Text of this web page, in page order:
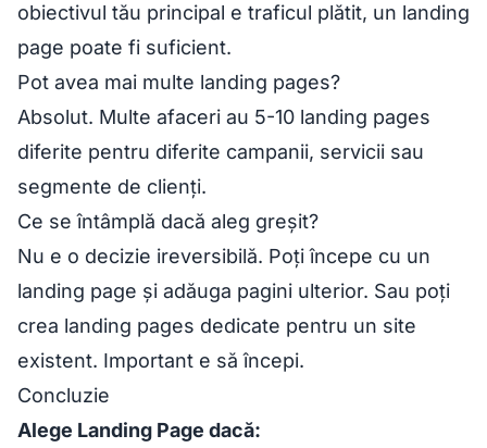
obiectivul tău principal e traficul plătit, un landing
page poate fi suficient.
Pot avea mai multe landing pages?
Absolut. Multe afaceri au 5-10 landing pages
diferite pentru diferite campanii, servicii sau
segmente de clienți.
Ce se întâmplă dacă aleg greșit?
Nu e o decizie ireversibilă. Poți începe cu un
landing page și adăuga pagini ulterior. Sau poți
crea landing pages dedicate pentru un site
existent. Important e să începi.
Concluzie
Alege Landing Page dacă: